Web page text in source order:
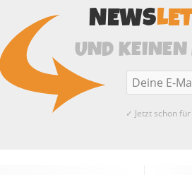
NEWS
UND KEINEN
✓ Jetzt schon für